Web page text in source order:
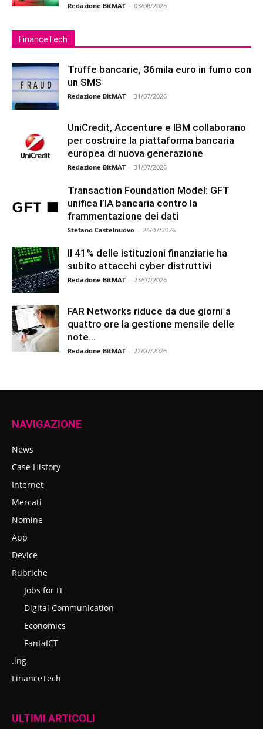
Redazione BitMAT - 03/08/2026
FinanceTech
Truffe bancarie, 36mila euro in fumo con
un SMS
Redazione BitMAT - 31/07/2026
UniCredit, Accenture e IBM collaborano
per costruire la piattaforma bancaria
europea di nuova generazione
Redazione BitMAT - 31/07/2026
Transaction Foundation Model: GFT
unifica l’IA bancaria contro la
frammentazione dei dati
Stefano Castelnuovo - 24/07/2026
Il 41% delle istituzioni finanziarie ha
subito attacchi cyber distruttivi
Redazione BitMAT - 23/07/2026
FAR Networks riduce da due giorni a
quattro ore la gestione mensile delle
note...
Redazione BitMAT - 22/07/2026
NAVIGAZIONE
News
Case History
Internet
Mercati
Nomine
App
Device
Rubriche
Jobs for IT
Digital Communication
Economics
FantaICT
.ing
FinanceTech
ULTIMI ARTICOLI